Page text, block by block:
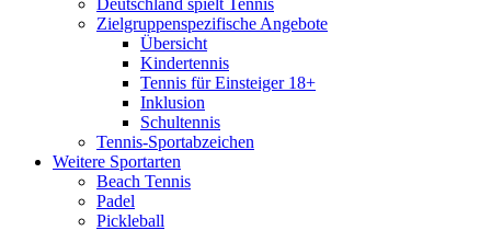
Deutschland spielt Tennis
Zielgruppenspezifische Angebote
Übersicht
Kindertennis
Tennis für Einsteiger 18+
Inklusion
Schultennis
Tennis-Sportabzeichen
Weitere Sportarten
Beach Tennis
Padel
Pickleball